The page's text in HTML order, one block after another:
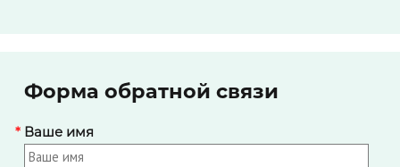
Форма обратной связи
Ваше имя
*